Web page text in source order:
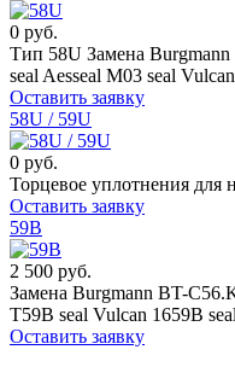
0 руб.
Тип 58U Замена
seal Aesseal M03 seal
Оставить заявку
58U / 59U
0 руб.
Торцевое уплотнения
Оставить заявку
59B
2 500 руб.
Замена Burgmann BT-
T59B seal Vulcan 1659B seal
Оставить заявку